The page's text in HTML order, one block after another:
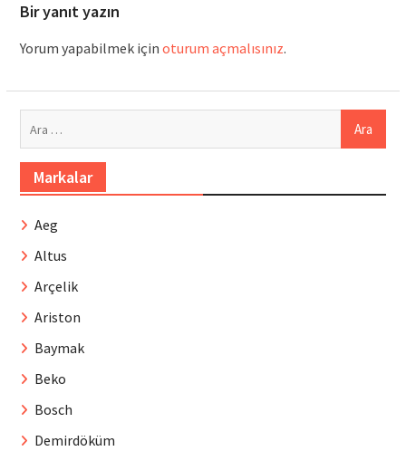
Bir yanıt yazın
Yorum yapabilmek için oturum açmalısınız.
Markalar
Aeg
Altus
Arçelik
Ariston
Baymak
Beko
Bosch
Demirdöküm